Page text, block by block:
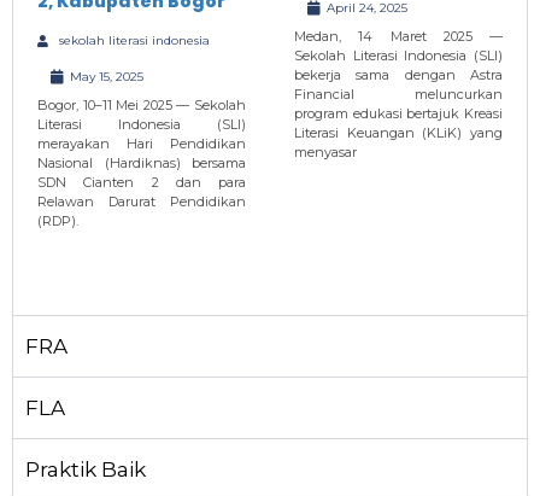
sekolah literasi indonesia
May 15, 2025
Bogor, 10–11 Mei 2025 — Sekolah
Literasi Indonesia (SLI)
merayakan Hari Pendidikan
Nasional (Hardiknas) bersama
SDN Cianten 2 dan para
Relawan Darurat Pendidikan
(RDP).
April 24, 2025
Medan, 14 Maret 2025 —
Sekolah Literasi Indonesia (SLI)
bekerja sama dengan Astra
Financial meluncurkan
program edukasi bertajuk Kreasi
Literasi Keuangan (KLiK) yang
menyasar
FRA
FLA
Praktik Baik